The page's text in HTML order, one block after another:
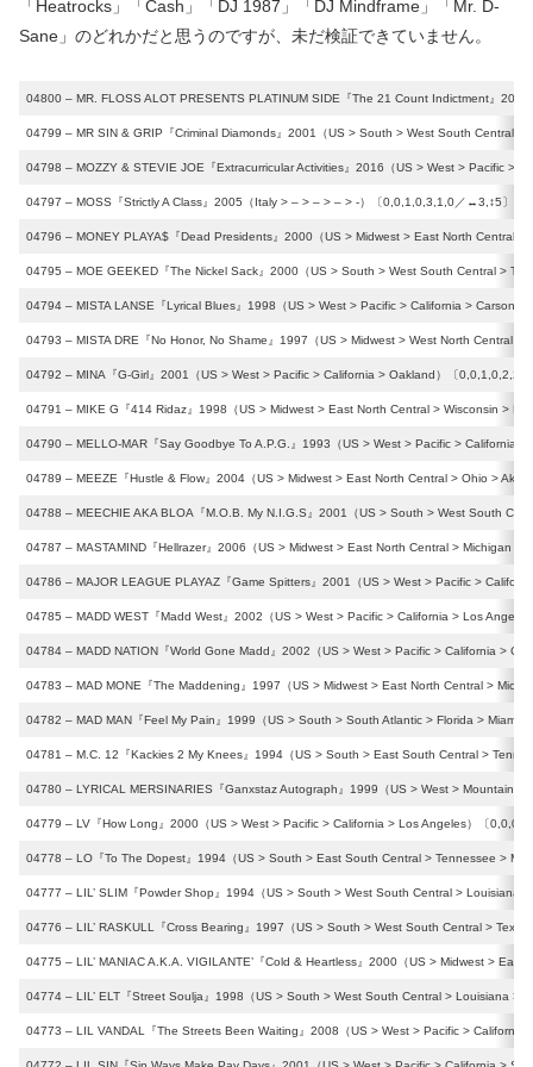
「Heatrocks」「Cash」「DJ 1987」「DJ Mindframe」「Mr. D-
Sane」のどれかだと思うのですが、未だ検証できていません。
04800 – MR. FLOSS ALOT PRESENTS PLATINUM SIDE『The 21 Count Indictment』
04799 – MR SIN & GRIP『Criminal Diamonds』2001（US > South > West South Central
04798 – MOZZY & STEVIE JOE『Extracurricular Activities』2016（US > West > Pacific >
04797 – MOSS『Strictly A Class』2005（Italy > – > – > – > -）〔0,0,1,0,3,1,0／↔︎3,↕︎5〕
04796 – MONEY PLAYA$『Dead Presidents』2000（US > Midwest > East North Central
04795 – MOE GEEKED『The Nickel Sack』2000（US > South > West South Central >
04794 – MISTA LANSE『Lyrical Blues』1998（US > West > Pacific > California > Carson
04793 – MISTA DRE『No Honor, No Shame』1997（US > Midwest > West North Central
04792 – MINA『G-Girl』2001（US > West > Pacific > California > Oakland）〔
04791 – MIKE G『414 Ridaz』1998（US > Midwest > East North Central > Wisconsin >
04790 – MELLO-MAR『Say Goodbye To A.P.G.』1993（US > West > Pacific > California
04789 – MEEZE『Hustle & Flow』2004（US > Midwest > East North Central > Ohio >
04788 – MEECHIE AKA BLOA『M.O.B. My N.I.G.S』2001（US > South > West South
04787 – MASTAMIND『Hellrazer』2006（US > Midwest > East North Central > Michigan
04786 – MAJOR LEAGUE PLAYAZ『Game Spitters』2001（US > West > Pacific >
04785 – MADD WEST『Madd West』2002（US > West > Pacific > California > Los
04784 – MADD NATION『World Gone Madd』2002（US > West > Pacific > California >
04783 – MAD MONE『The Maddening』1997（US > Midwest > East North Central >
04782 – MAD MAN『Feel My Pain』1999（US > South > South Atlantic > Florida > Miami
04781 – M.C. 12『Kackies 2 My Knees』1994（US > South > East South Central >
04780 – LYRICAL MERSINARIES『Ganxstaz Autograph』1999（US > West > Mountain
04779 – LV『How Long』2000（US > West > Pacific > California > Los Angeles）〔
04778 – LO『To The Dopest』1994（US > South > East South Central > Tennessee >
04777 – LIL’ SLIM『Powder Shop』1994（US > South > West South Central > Louisiana
04776 – LIL’ RASKULL『Cross Bearing』1997（US > South > West South Central >
04775 – LIL’ MANIAC A.K.A. VIGILANTE’『Cold & Heartless』2000（US > Midwest >
04774 – LIL’ ELT『Street Soulja』1998（US > South > West South Central > Louisiana >
04773 – LIL VANDAL『The Streets Been Waiting』2008（US > West > Pacific >